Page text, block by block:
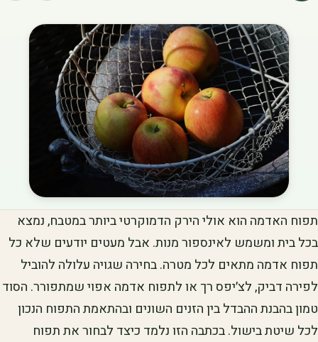
תפוח האדמה הוא אולי הירק הדמוקרטי ביותר במטבח, נמצא
בכל בית ומשמש לאינספור מנות. אבל מעטים יודעים שלא כל
תפוח אדמה מתאים לכל מטרה. בחירה שגויה עלולה להוביל
לפירה דביק, לצ׳יפס רך או לתפוח אדמה אפוי שמתפורר. הסוד
טמון בהבנת ההבדל בין הזנים השונים ובהתאמת התפוח הנכון
לכל שיטת בישול. בכתבה הזו נלמד כיצד לבחור את תפוח